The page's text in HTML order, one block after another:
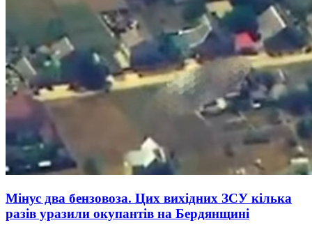
Мінус два бензовоза. Цих вихідних ЗСУ кілька
разів уразили окупантів на Бердянщині